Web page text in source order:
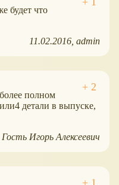
будет что
11.02.2016 admin
полном
детали в выпуске,
Гость Игорь Алексеевич